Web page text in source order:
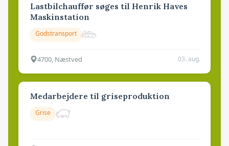
Lastbilchauffør søges til Henrik Haves
Maskinstation
Godstransport
4700, Næstved 03. aug.
Medarbejdere til griseproduktion
Grise